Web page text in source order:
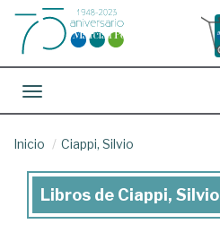
Toggle navigation
Inicio Ciappi, Silvio
Libros
Libros de Ciappi, Silvio